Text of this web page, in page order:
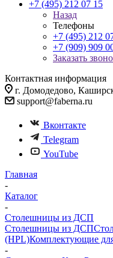
+7 (495) 212 07 15
Назад
Телефоны
+7 (495) 212
+7 (909) 909
Заказать
Контактная информация
г. Домодедово,
support@faberna.ru
Вконтакте
Telegram
YouTube
Главная
-
Каталог
-
Столешницы из ДСП
Столешницы из ДСП
(HPL)Комплектующие
-